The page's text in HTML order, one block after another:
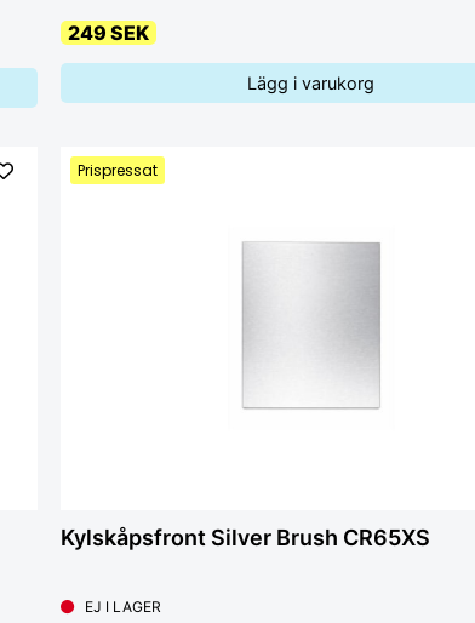
249 SEK
Lägg i varukorg
Prispressat
Kylskåpsfront Silver Brush CR65XS
EJ I LAGER